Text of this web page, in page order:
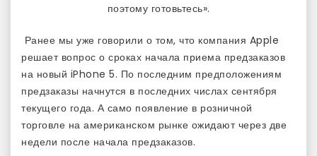
поэтому готовьтесь».
Ранее мы уже говорили о том, что компания Apple
решает вопрос о сроках начала приема предзаказов
на новый iPhone 5. По последним предположениям
предзаказы начнутся в последних числах сентября
текущего года. А само появление в розничной
торговле на американском рынке ожидают через две
недели после начала предзаказов.